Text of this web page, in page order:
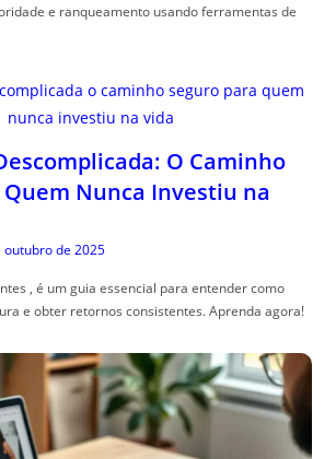
e ranqueamento usando ferramentas de
O Caminho
Nunca Investiu na
outubro de 2025
, é um guia essencial para entender como
e obter retornos consistentes. Aprenda agora!